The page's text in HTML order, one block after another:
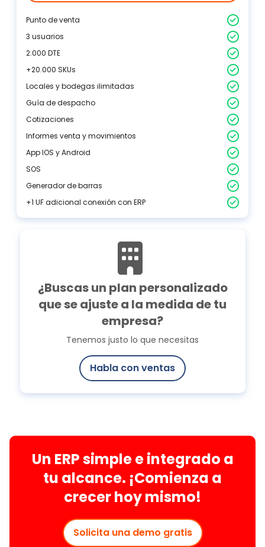
Punto de venta
3 usuarios
2.000 DTE
+20.000 SKUs
Locales y bodegas ilimitadas
Guía de despacho
Cotizaciones
Informes venta y movimientos
App IOS y Android
SOS
Generador de barras
+1 UF adicional conexión con ERP
¿Buscas un plan personalizado
que se ajuste a la medida de tu
empresa?
Tenemos justo lo que necesitas
Habla con ventas
Un ERP simple e integrado a
tu alcance. ¡Comienza a
crecer hoy mismo!
Solicita una demo gratis